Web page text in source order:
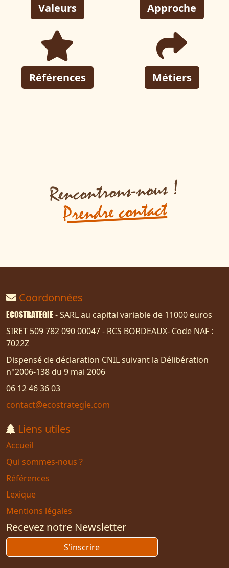
Valeurs Approche
Références Métiers
Rencontrons-nous !
Prendre contact
Coordonnées
ECOSTRATEGIE - SARL au capital variable de 11000 euros
SIRET 509 782 090 00047 - RCS BORDEAUX- Code NAF :
7022Z
Dispensé de déclaration CNIL suivant la Délibération
n°2006-138 du 9 mai 2006
06 12 46 36 03
contact@ecostrategie.com
Liens utiles
Accueil
Qui sommes-nous ?
Références
Lexique
Mentions légales
Recevez notre Newsletter
S'inscrire